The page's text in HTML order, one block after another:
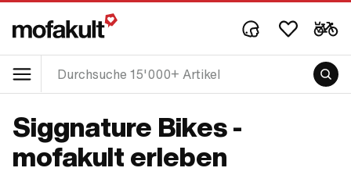
Siggnature Bikes -
mofakult erleben